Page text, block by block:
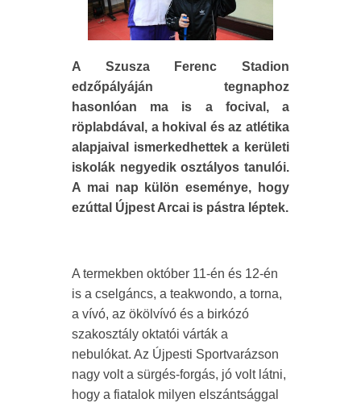
A Szusza Ferenc Stadion
edzőpályáján tegnaphoz
hasonlóan ma is a focival, a
röplabdával, a hokival és az atlétika
alapjaival ismerkedhettek a kerületi
iskolák negyedik osztályos tanulói.
A mai nap külön eseménye, hogy
ezúttal Újpest Arcai is pástra léptek.
A termekben október 11-én és 12-én
is a cselgáncs, a teakwondo, a torna,
a vívó, az ökölvívó és a birkózó
szakosztály oktatói várták a
nebulókat. Az Újpesti Sportvarázson
nagy volt a sürgés-forgás, jó volt látni,
hogy a fiatalok milyen elszántsággal